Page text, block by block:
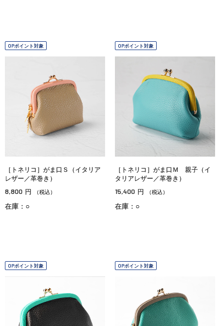
OPポイント対象
［トネリコ］がま口Ｓ（イタリア
レザー／革巻き）
8,800 円 （税込）
在庫：○
OPポイント対象
［トネリコ］がま口Ｍ 親子（イ
タリアレザー／革巻き）
15,400 円 （税込）
在庫：○
OPポイント対象 OPポイント対象